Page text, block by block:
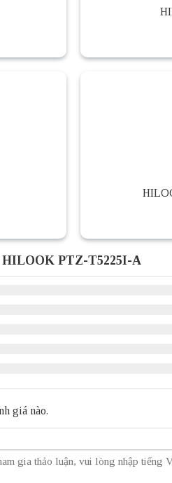
PTZ-T5225I-A
giá nào.